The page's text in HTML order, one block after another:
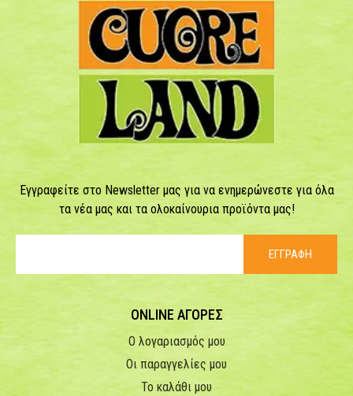
Εγγραφείτε στο Newsletter μας για να ενημερώνεστε για όλα
τα νέα μας και τα ολοκαίνουρια προϊόντα μας!
ΕΓΓΡΑΦΗ
ONLINE ΑΓΟΡΕΣ
Ο λογαριασμός μου
Οι παραγγελίες μου
Το καλάθι μου